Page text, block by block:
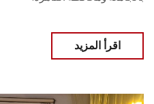
اقرأ المزيد